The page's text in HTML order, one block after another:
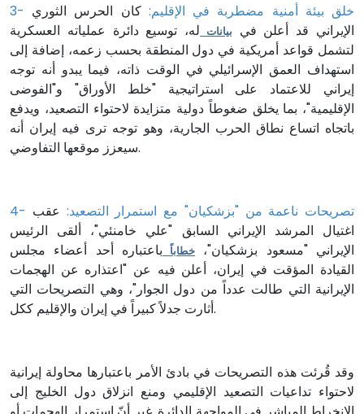
3- خلق بيئة أمنية مضطربة في الإقليم: كان الحرس الثوري
الإيراني قد أعلن في بيانات له، توسيع دائرة عملياته العسكرية
لتشمل قواعد أمريكية في دول المنطقة بحسب زعمه، إضافة إلى
استهداف العمق الإسرائيلي في الوقت ذاته، فيما يبدو أنه توجه
إيراني للاعتماد على استراتيجية "خلط الأوراق" و"الفوضى
الإقليمية"، بما يخلق ضغوطاً دولية متزايدة لاحتواء التصعيد، ويدفع
باتجاه اتساع نطاق الحرب الجارية، وهو توجه ترى فيه إيران أنه
سيعزز موقعها التفاوضي.
4- تصريحات ناعمة من "بزشكيان" مع استمرار التصعيد: عقب
اغتيال المرشد الإيراني السابق "علي خامنئي"، ألقى الرئيس
الإيراني "مسعود بزشكيان"، خطاباً باعتباره أحد أعضاء مجلس
القيادة المؤقت في إيران، أعلن فيه عن "اعتذاره عن الهجمات
الإيرانية التي طالت عدداً من دول الجوار"، وهي التصريحات التي
أثارت جدلاً كبيراً في إيران والإقليم ككل.
وقد قُرئت هذه التصريحات في بادئ الأمر باعتبارها محاولة إيرانية
لاحتواء تداعيات التصعيد الإقليمي ومنع انزلاق دول الخليج إلى